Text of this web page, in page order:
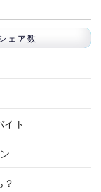
ェア数
イト